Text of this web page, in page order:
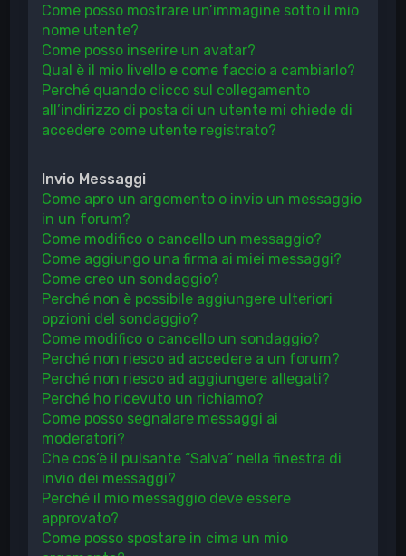
Come posso mostrare un’immagine sotto il mio
nome utente?
Come posso inserire un avatar?
Qual è il mio livello e come faccio a cambiarlo?
Perché quando clicco sul collegamento
all’indirizzo di posta di un utente mi chiede di
accedere come utente registrato?
Invio Messaggi
Come apro un argomento o invio un messaggio
in un forum?
Come modifico o cancello un messaggio?
Come aggiungo una firma ai miei messaggi?
Come creo un sondaggio?
Perché non è possibile aggiungere ulteriori
opzioni del sondaggio?
Come modifico o cancello un sondaggio?
Perché non riesco ad accedere a un forum?
Perché non riesco ad aggiungere allegati?
Perché ho ricevuto un richiamo?
Come posso segnalare messaggi ai
moderatori?
Che cos’è il pulsante “Salva” nella finestra di
invio dei messaggi?
Perché il mio messaggio deve essere
approvato?
Come posso spostare in cima un mio